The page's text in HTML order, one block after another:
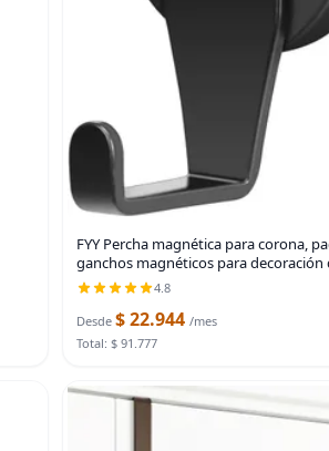
FYY Percha magnética para corona,
ganchos magnéticos para decoración
4.8
Desde $ 22.944 /mes
Total: $ 91.777